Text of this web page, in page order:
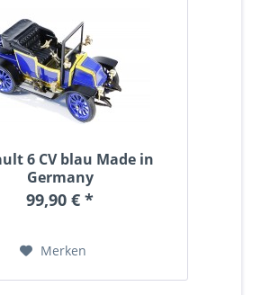
6 CV blau Made in
Germany
99,90 € *
Merken